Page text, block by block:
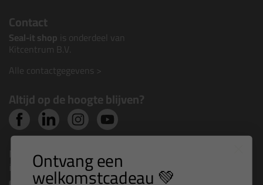
Contact
Seal-it shop is onderdeel van
Kitcentrum B.V.
Alle contactgegevens >
Altijd op de hoogte blijven?
Nieuws, tips en exclusieve deals rechtstreeks in je
inbox Ontvang een
welkomstcadeau 💚